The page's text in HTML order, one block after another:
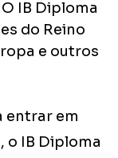
IB Diploma
do Reino
e outros
entrar em
o IB Diploma